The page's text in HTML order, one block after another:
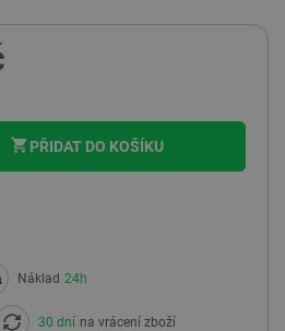
PŘIDAT DO KOŠÍKU
Náklad 24h
30 dní na vrácení zboží